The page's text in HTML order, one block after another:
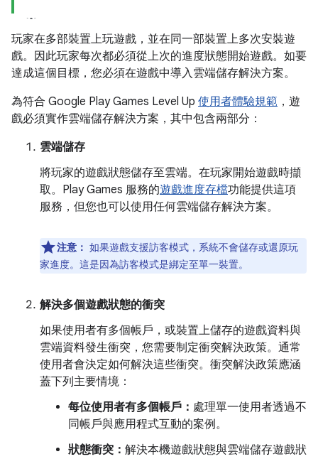
玩家在多部裝置上玩遊戲，並在同一部裝置上多次安裝遊
戲。因此玩家每次都必須從上次的進度狀態開始遊戲。如要
達成這個目標，您必須在遊戲中導入雲端儲存解決方案。
為符合 Google Play Games Level Up 使用者體驗規範 ，遊
戲必須實作雲端儲存解決方案，其中包含兩部分：
雲端儲存
將玩家的遊戲狀態儲存至雲端。在玩家開始遊戲時擷
取。Play Games 服務的遊戲進度存檔功能提供這項
服務，但您也可以使用任何雲端儲存解決方案。
注意： 如果遊戲支援訪客模式，系統不會儲存或還原玩
家進度。這是因為訪客模式是綁定至單一裝置。
解決多個遊戲狀態的衝突
如果使用者有多個帳戶，或裝置上儲存的遊戲資料與
雲端資料發生衝突，您需要制定衝突解決政策。通常
使用者會決定如何解決這些衝突。衝突解決政策應涵
蓋下列主要情境：
每位使用者有多個帳戶： 處理單一使用者透過不
同帳戶與應用程式互動的案例。
狀態衝突： 解決本機遊戲狀態與雲端儲存遊戲狀